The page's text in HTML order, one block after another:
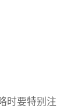
时要特别注